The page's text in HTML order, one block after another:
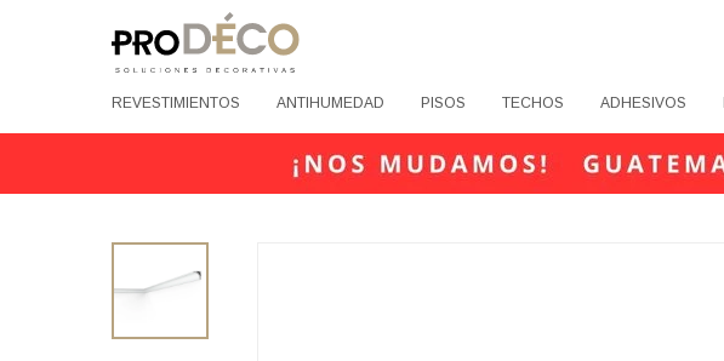
REVESTIMIENTOS ANTIHUMEDAD PISOS TECHOS ADHESIVOS